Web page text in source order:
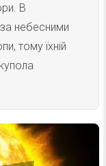
В
небесними
тому їхній